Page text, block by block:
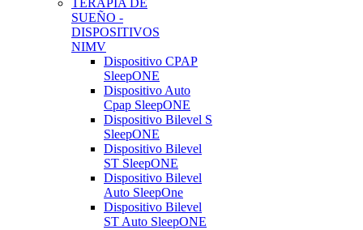
TERAPIA DE
SUEÑO -
DISPOSITIVOS
NIMV
Dispositivo CPAP
SleepONE
Dispositivo Auto
Cpap SleepONE
Dispositivo Bilevel S
SleepONE
Dispositivo Bilevel
ST SleepONE
Dispositivo Bilevel
Auto SleepOne
Dispositivo Bilevel
ST Auto SleepONE